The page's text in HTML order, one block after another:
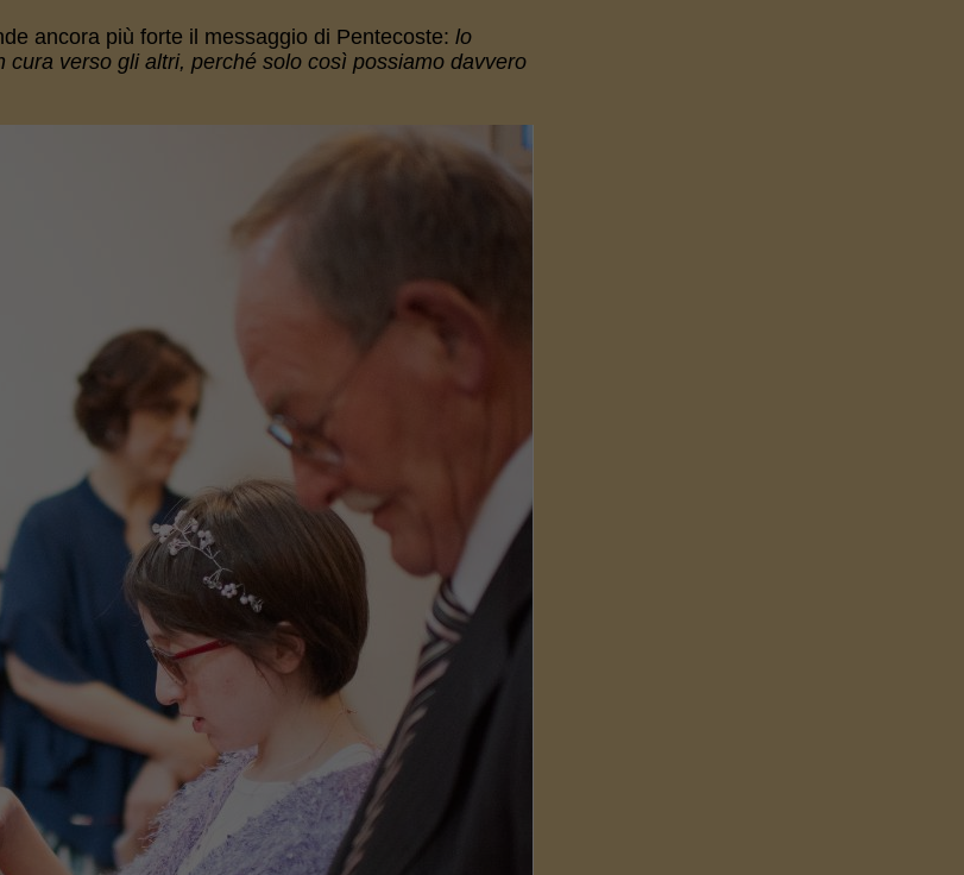
ancora più forte il messaggio di Pentecoste: lo
verso gli altri, perché solo così possiamo davvero